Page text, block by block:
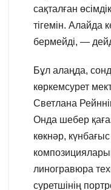
сақталған
тігемін. Алайда
бермейді, —
Бұл алаңда,
көркемсурет
Светлана
Онда шебер
көкнәр,
линогравюра
суретшінің